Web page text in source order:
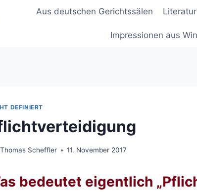
Aus deutschen Gerichtssälen Literatur
Impressionen aus
DEFINIERT
Thomas Scheffler 11. November 2017
bedeutet eigentlich